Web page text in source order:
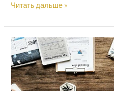
Читать дальше »
Вычет
условных
процентов(NID)